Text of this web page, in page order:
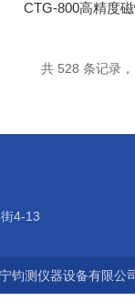
共 528 条记录
4-13
钧测仪器设备有限